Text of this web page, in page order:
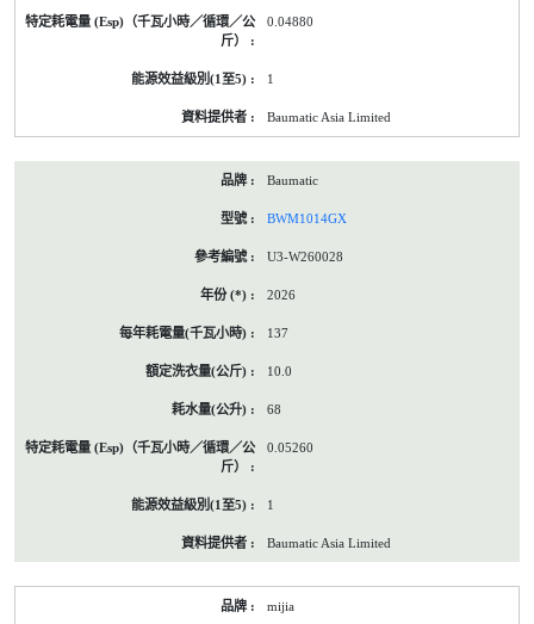
0.04880
1
Baumatic Asia Limited
Baumatic
BWM1014GX
U3-W260028
2026
137
10.0
68
0.05260
1
Baumatic Asia Limited
mijia